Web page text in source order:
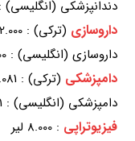
دندانپزشکی (انگلیسی) : 36.000 لیر
داروسازی (ترکی) : 22.000 لیر
داروسازی (انگلیسی) : 33.000 لیر
دامپزشکی (ترکی) : 17.081 لیر
دامپزشکی (انگلیسی) : 25.601 لیر
فیزیوتراپی : 8.000 لیر